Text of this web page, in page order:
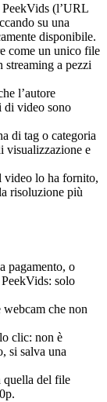
(l’URL
su una
disponibile.
come un unico file
a pezzi
l’autore
di video sono
di tag o categoria
visualizzazione e
video lo ha fornito,
risoluzione più
pagamento, o
solo
che non
clic: non è
si salva una
quella del file